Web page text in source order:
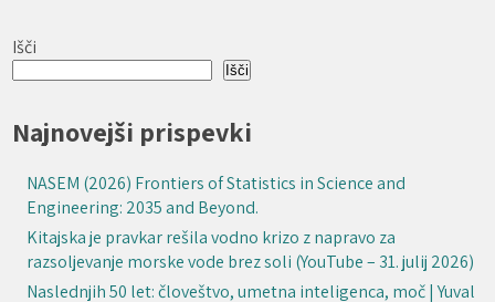
Išči
Išči
Najnovejši prispevki
NASEM (2026) Frontiers of Statistics in Science and
Engineering: 2035 and Beyond.
Kitajska je pravkar rešila vodno krizo z napravo za
razsoljevanje morske vode brez soli (YouTube – 31. julij 2026)
Naslednjih 50 let: človeštvo, umetna inteligenca, moč | Yuval